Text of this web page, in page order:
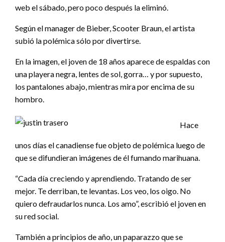
web el sábado, pero poco después la eliminó.
Según el manager de Bieber, Scooter Braun, el artista
subió la polémica sólo por divertirse.
En la imagen, el joven de 18 años aparece de espaldas con
una playera negra, lentes de sol, gorra… y por supuesto,
los pantalones abajo, mientras mira por encima de su
hombro.
Hace
unos días el canadiense fue objeto de polémica luego de
que se difundieran imágenes de él fumando marihuana.
“Cada día creciendo y aprendiendo. Tratando de ser
mejor. Te derriban, te levantas. Los veo, los oigo. No
quiero defraudarlos nunca. Los amo”, escribió el joven en
su red social.
También a principios de año, un paparazzo que se